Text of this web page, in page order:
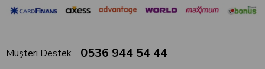
Müşteri Destek 0536 944 54 44